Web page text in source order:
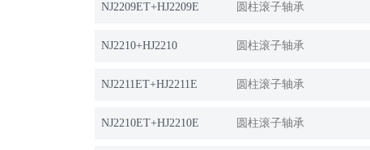
NJ2209ET+HJ2209E 圆柱滚子轴承
NJ2210+HJ2210 圆柱滚子轴承
NJ2211ET+HJ2211E 圆柱滚子轴承
NJ2210ET+HJ2210E 圆柱滚子轴承